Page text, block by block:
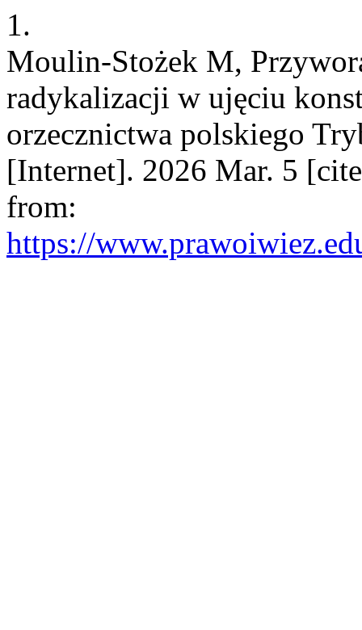
1.
Moulin-Stożek M,
radykalizacji w ujęciu
orzecznictwa polskiego
[Internet]. 2026 Mar. 5
from:
https://